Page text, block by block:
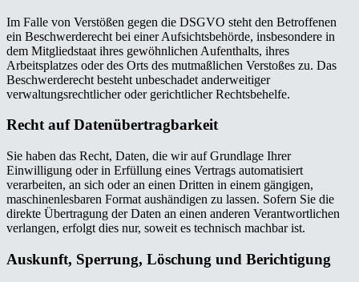
Im Falle von Verstößen gegen die DSGVO steht den Betroffenen
ein Beschwerderecht bei einer Aufsichtsbehörde, insbesondere in
dem Mitgliedstaat ihres gewöhnlichen Aufenthalts, ihres
Arbeitsplatzes oder des Orts des mutmaßlichen Verstoßes zu. Das
Beschwerderecht besteht unbeschadet anderweitiger
verwaltungsrechtlicher oder gerichtlicher Rechtsbehelfe.
Recht auf Datenübertragbarkeit
Sie haben das Recht, Daten, die wir auf Grundlage Ihrer
Einwilligung oder in Erfüllung eines Vertrags automatisiert
verarbeiten, an sich oder an einen Dritten in einem gängigen,
maschinenlesbaren Format aushändigen zu lassen. Sofern Sie die
direkte Übertragung der Daten an einen anderen Verantwortlichen
verlangen, erfolgt dies nur, soweit es technisch machbar ist.
Auskunft, Sperrung, Löschung und Berichtigung